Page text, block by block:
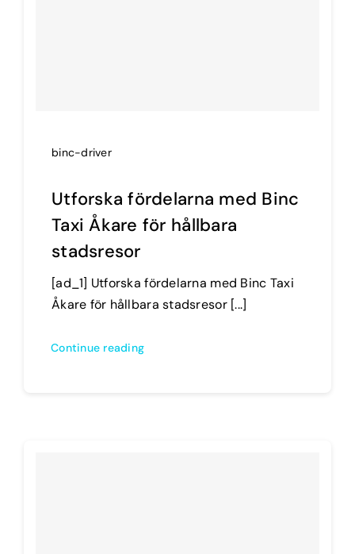
binc-driver
Utforska fördelarna med Binc
Taxi Åkare för hållbara
stadsresor
[ad_1] Utforska fördelarna med Binc Taxi
Åkare för hållbara stadsresor [...]
Continue reading